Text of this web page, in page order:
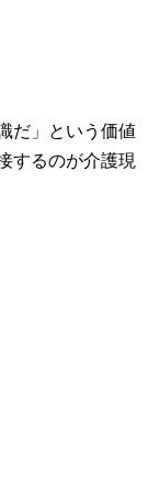
だ」という価値
するのが介護現